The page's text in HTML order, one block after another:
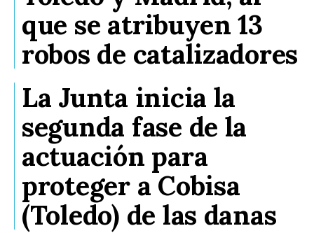
que se atribuyen 13
robos de catalizadores
La Junta inicia la
segunda fase de la
actuación para
proteger a Cobisa
(Toledo) de las danas